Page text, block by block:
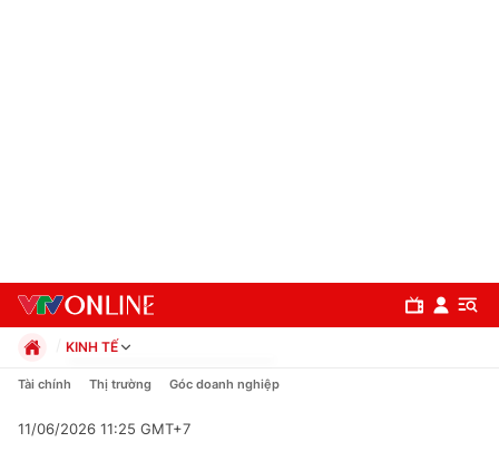
KINH TẾ
Chính trị
Pháp luật
Tài chính Thị trường Góc doanh nghiệp
11/06/2026 11:25 GMT+7